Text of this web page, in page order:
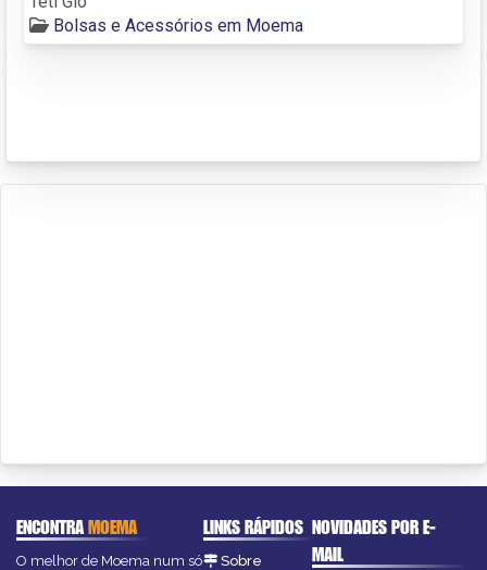
Bolsas e Acessórios em Moema
ENCONTRAMOEMA
O melhor de Moema num só
LINKS RÁPIDOS
Sobre
NOVIDADES POR E-
MAIL